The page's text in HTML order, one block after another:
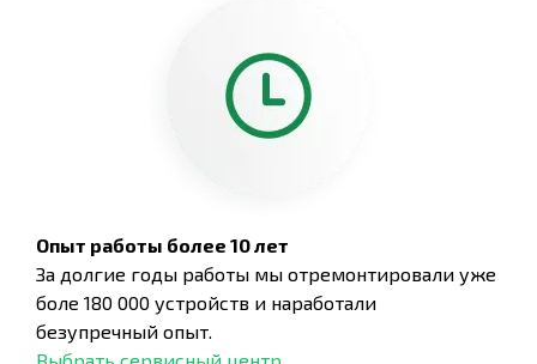
Опыт работы более 10 лет
За долгие годы работы мы отремонтировали уже
боле 180 000 устройств и наработали
безупречный опыт.